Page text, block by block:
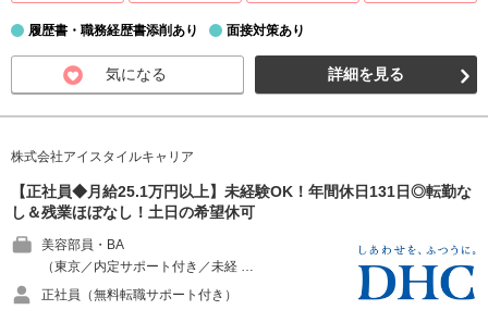
履歴書・職務経歴書添削あり 面接対策あり
気になる 詳細を見る
株式会社アイスタイルキャリア
【正社員◆月給25.1万円以上】未経験OK！年間休日131日◎転勤な
し＆残業ほぼなし！土日の希望休可
美容部員・BA
（東京／内定サポート付き／未経 …
正社員（無料転職サポート付き）